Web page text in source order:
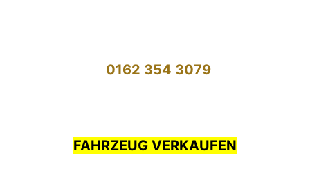
0162 354 3079
FAHRZEUG VERKAUFEN